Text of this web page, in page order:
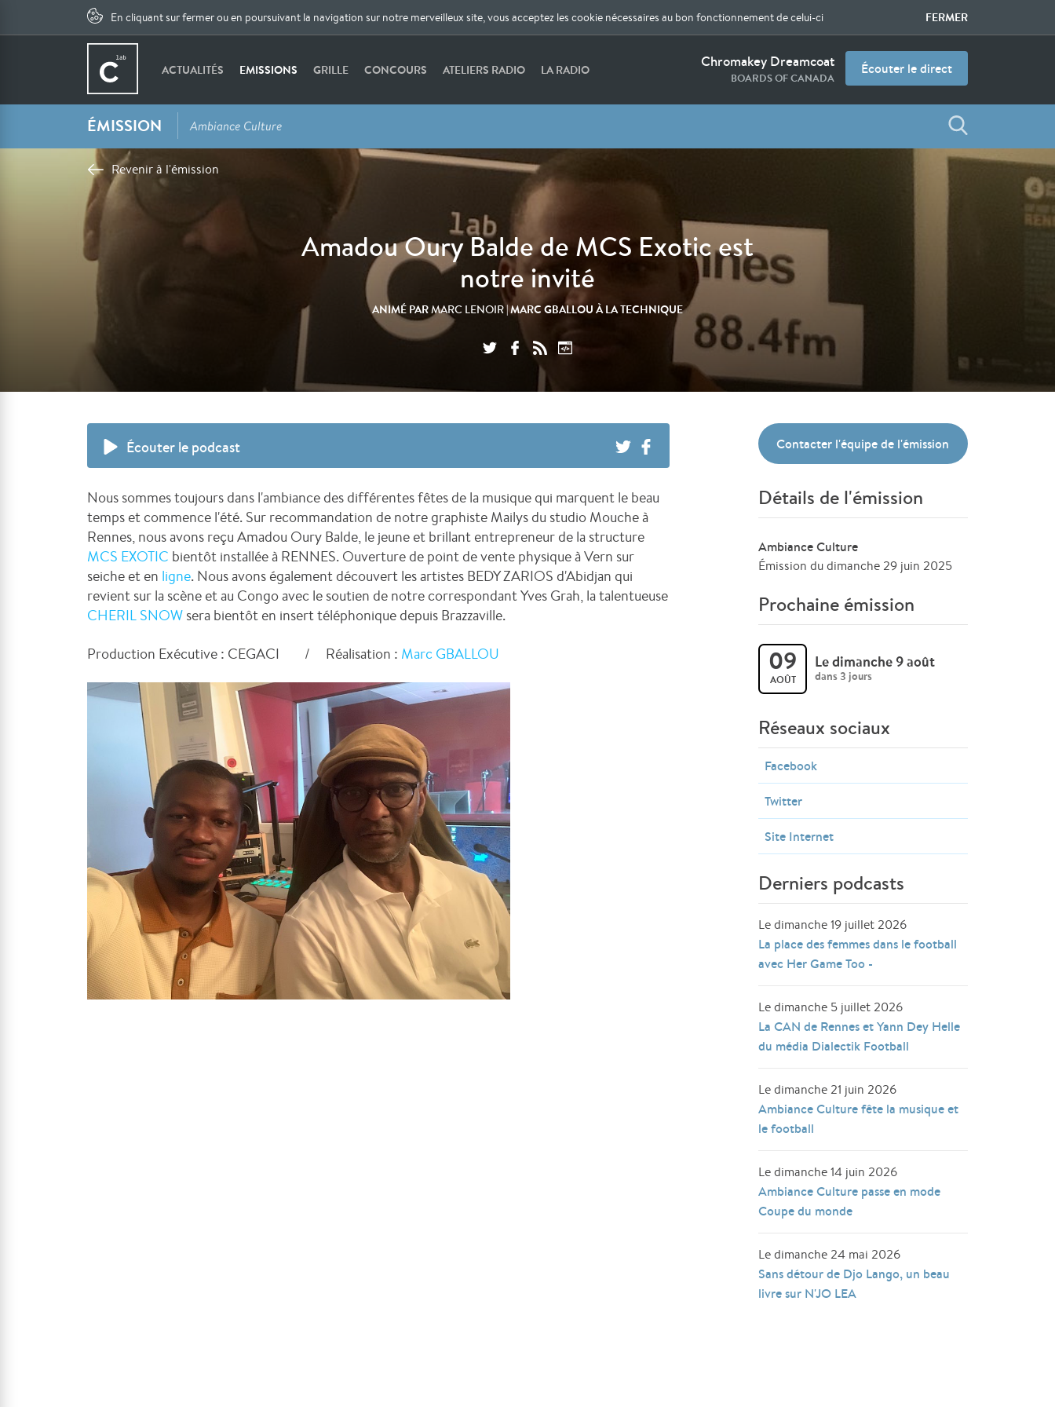
En cliquant sur fermer ou en poursuivant la navigation sur notre merveilleux site, vous acceptez les cookie nécessaires au bon fonctionnement de celui-ci FERMER
ACTUALITÉS EMISSIONS GRILLE CONCOURS ATELIERS RADIO LA RADIO Chromakey Dreamcoat
BOARDS OF CANADA
Écouter le direct
ÉMISSION Ambiance Culture
Revenir à l'émission
Amadou Oury Balde de MCS Exotic est
notre invité
ANIMÉ PARMARC LENOIR| MARC GBALLOU À LA TECHNIQUE
Écouter le podcast
Nous sommes toujours dans l'ambiance des différentes fêtes de la musique qui marquent le beau
temps et commence l'été. Sur recommandation de notre graphiste Mailys du studio Mouche à
Rennes, nous avons reçu Amadou Oury Balde, le jeune et brillant entrepreneur de la structure
MCS EXOTIC bientôt installée à RENNES. Ouverture de point de vente physique à Vern sur
seiche et en ligne. Nous avons également découvert les artistes BEDY ZARIOS d'Abidjan qui
revient sur la scène et au Congo avec le soutien de notre correspondant Yves Grah, la talentueuse
CHERIL SNOW sera bientôt en insert téléphonique depuis Brazzaville.
Production Exécutive : CEGACI / Réalisation : Marc GBALLOU
Contacter l'équipe de l'émission
Détails de l'émission
Ambiance Culture
Émission du dimanche 29 juin 2025
Prochaine émission
09
AOÛT
Le dimanche 9 août
dans 3 jours
Réseaux sociaux
Facebook
Twitter
Site Internet
Derniers podcasts
Le dimanche 19 juillet 2026
La place des femmes dans le football
avec Her Game Too -
Le dimanche 5 juillet 2026
La CAN de Rennes et Yann Dey Helle
du média Dialectik Football
Le dimanche 21 juin 2026
Ambiance Culture fête la musique et
le football
Le dimanche 14 juin 2026
Ambiance Culture passe en mode
Coupe du monde
Le dimanche 24 mai 2026
Sans détour de Djo Lango, un beau
livre sur N'JO LEA